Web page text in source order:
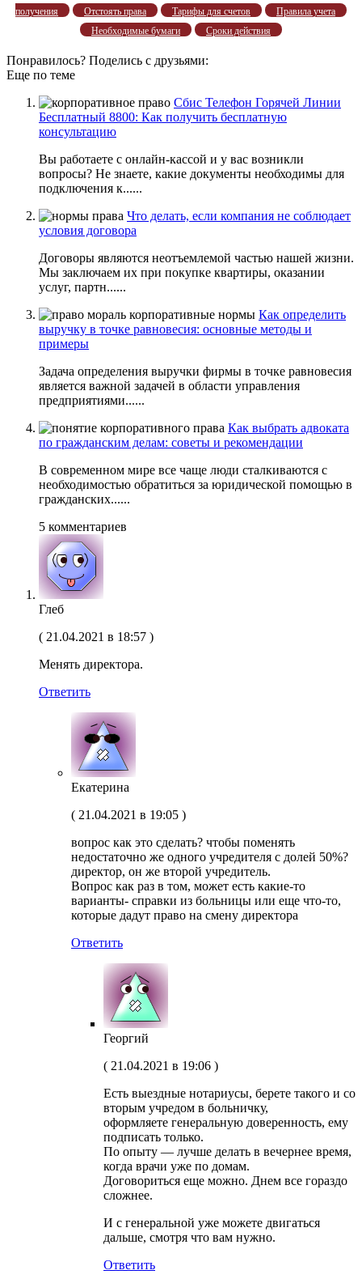
получения Отстоять права Тарифы для счетов
Правила учета
Необходимые бумаги
Сроки действия
Понравилось? Поделись с друзьями:
Еще по теме
Сбис Телефон Горячей Линии
Бесплатный 8800: Как получить бесплатную
консультацию
Вы работаете с онлайн-кассой и у вас возникли
вопросы? Не знаете, какие документы необходимы для
подключения к......
Что делать, если компания не соблюдает
условия договора
Договоры являются неотъемлемой частью нашей жизни.
Мы заключаем их при покупке квартиры, оказании
услуг, партн......
Как определить
выручку в точке равновесия: основные методы и
примеры
Задача определения выручки фирмы в точке равновесия
является важной задачей в области управления
предприятиями......
Как выбрать адвоката
по гражданским делам: советы и рекомендации
В современном мире все чаще люди сталкиваются с
необходимостью обратиться за юридической помощью в
гражданских......
5 комментариев
Глеб
( 21.04.2021 в 18:57 )
Менять директора.
Ответить
Екатерина
( 21.04.2021 в 19:05 )
вопрос как это сделать? чтобы поменять
недостаточно же одного учредителя с долей 50%?
директор, он же второй учредитель.
Вопрос как раз в том, может есть какие-то
варианты- справки из больницы или еще что-то,
которые дадут право на смену директора
Ответить
Георгий
( 21.04.2021 в 19:06 )
Есть выездные нотариусы, берете такого и со
вторым учредом в больничку,
оформляете генеральную доверенность, ему
подписать только.
По опыту — лучше делать в вечернее время,
когда врачи уже по домам.
Договориться еще можно. Днем все гораздо
сложнее.
И с генеральной уже можете двигаться
дальше, смотря что вам нужно.
Ответить